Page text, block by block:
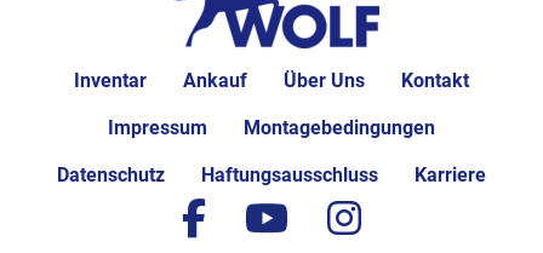
Inventar Ankauf Über Uns Kontakt
Impressum Montagebedingungen
Datenschutz Haftungsausschluss Karriere
facebook
youtubeinstagram